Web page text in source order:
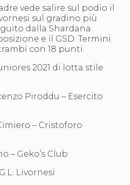
del sito
Cerca
News
Accept
Fisico
- Didattica infantile
sportivi
di Gara
vede salire sul podio il
sul gradino più
dalla Shardana
e il GSD. Termini
con 18 punti.
2021 di lotta stile
Piroddu – Esercito
– Cristoforo
– Geko’s Club
Livornesi